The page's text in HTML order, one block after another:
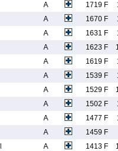
A 1719 F
A 1670 F
A 1631 F
A 1623 F
A 1619 F
A 1539 F
A 1529 F
A 1502 F
A 1477 F
A
1459 F
A 1413 F